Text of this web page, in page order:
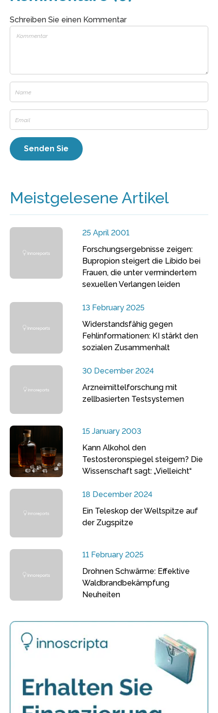
Schreiben Sie einen Kommentar
Meistgelesene Artikel
25 April 2001
Forschungsergebnisse zeigen:
Bupropion steigert die Libido bei
Frauen, die unter vermindertem
sexuellen Verlangen leiden
13 February 2025
Widerstandsfähig gegen
Fehlinformationen: KI stärkt den
sozialen Zusammenhalt
30 December 2024
Arzneimittelforschung mit
zellbasierten Testsystemen
15 January 2003
Kann Alkohol den
Testosteronspiegel steigern? Die
Wissenschaft sagt: „Vielleicht“
18 December 2024
Ein Teleskop der Weltspitze auf
der Zugspitze
11 February 2025
Drohnen Schwärme: Effektive
Waldbrandbekämpfung
Neuheiten